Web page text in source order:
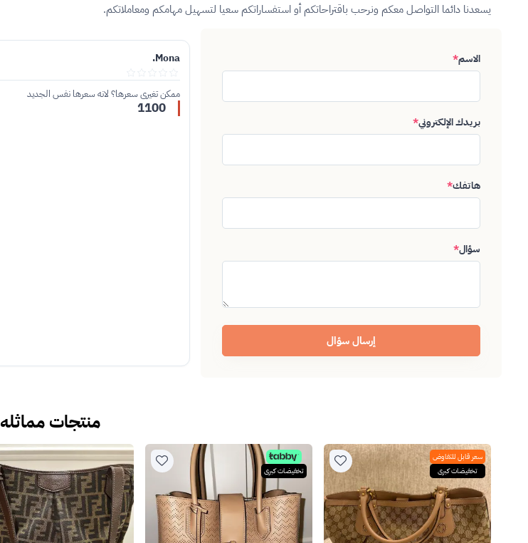
يسعدنا دائما التواصل معكم ونرحب باقتراحاتكم أو استفساراتكم سعيا لتسهيل مهامكم ومعاملاتكم.
الاسم*
بريدك الإلكتروني*
هاتفك*
سؤال*
إرسال سؤال
Mona.
ممكن تغيري سعرها؟ لانه سعرها نفس الجديد
1100
منتجات مماثله
سعر قابل للتفاوض
تخفيضات كبرى
تخفيضات كبرى